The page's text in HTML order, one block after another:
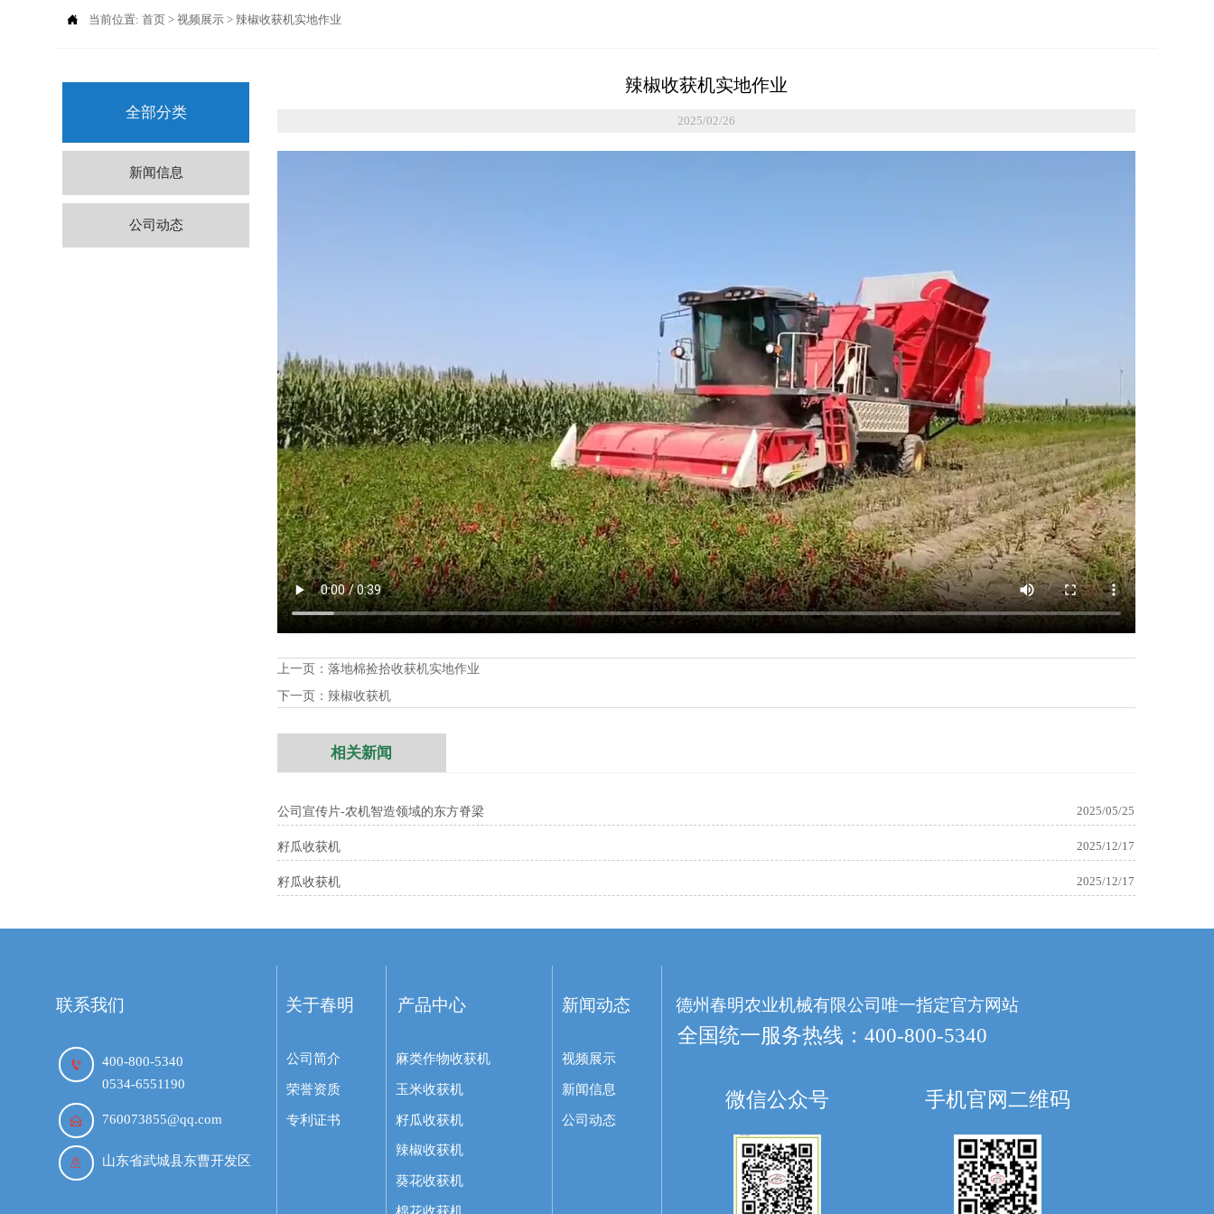
 当前位置:首页 >视频展示 >辣椒收获机实地作业
全部分类
新闻信息
公司动态
辣椒收获机实地作业
2025/02/26
上一页： 落地棉捡拾收获机实地作业
下一页： 辣椒收获机
相关新闻
公司宣传片-农机智造领域的东方脊梁 2025/05/25
籽瓜收获机 2025/12/17
籽瓜收获机 2025/12/17
联系我们

400-800-5340
0534-6551190
 760073855@qq.com
 山东省武城县东曹开发区
关于春明
公司简介
荣誉资质
专利证书
产品中心
麻类作物收获机
玉米收获机
籽瓜收获机
辣椒收获机
葵花收获机
新闻动态
视频展示
新闻信息
公司动态
德州春明农业机械有限公司唯一指定官方网站
全国统一服务热线：400-800-5340
微信公众号 手机官网二维码